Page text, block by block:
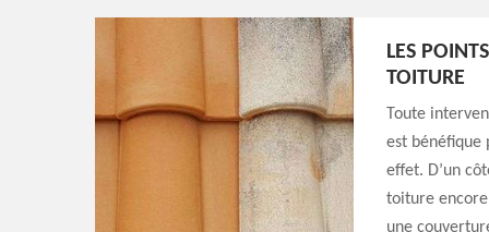
LES
TOITURE
Toute
est bénéfique
effet. D’un
toiture encore
une